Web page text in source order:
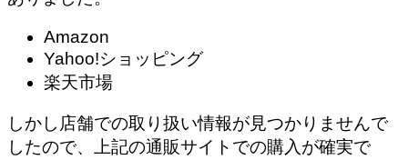
Amazon
Yahoo!ショッピング
楽天市場
しかし店舗での取り扱い情報が見つかりませんで
したので、
上記の通販サイトでの購入が確実で